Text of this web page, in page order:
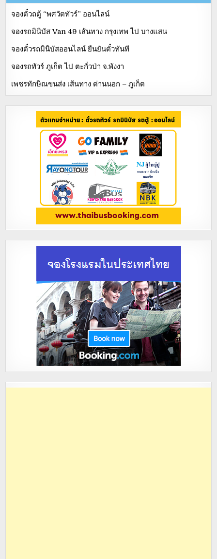
จองตั๋วถตู้ “พศวัตทัวร์” ออนไลน์
จองรถมินิบัส Van 49 เส้นทาง กรุงเทพ ไป บางแสน
จองตั๋วรถมินิบัสออนไลน์ ยืนยันตั๋วทันที
จองรถทัวร์ ภูเก็ต ไป ตะกั่วป่า จ.พังงา
เพชรทักษิณขนส่ง เส้นทาง ด่านนอก – ภูเก็ต